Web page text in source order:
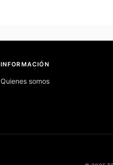
INFORMACIÓN
Quienes somos